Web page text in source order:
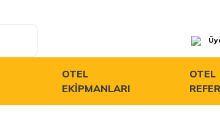
OTEL
EKİPMANLARI
OTEL